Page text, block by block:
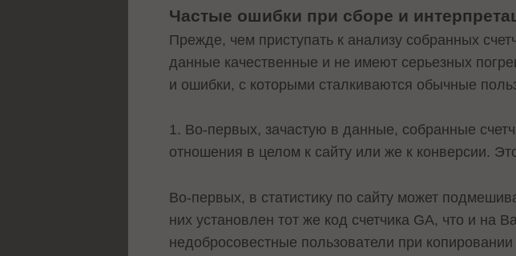
Частые ошибки при сборе и
Прежде, чем приступать к анализу собранных
данные качественные и не имеют серьезных
и ошибки, с которыми сталкиваются обычные
1. Во-первых, зачастую в данные, собранные
отношения в целом к сайту или же к конверсии.
Во-первых, в статистику по сайту может
них установлен тот же код счетчика GA, что и на
недобросовестные пользователи при